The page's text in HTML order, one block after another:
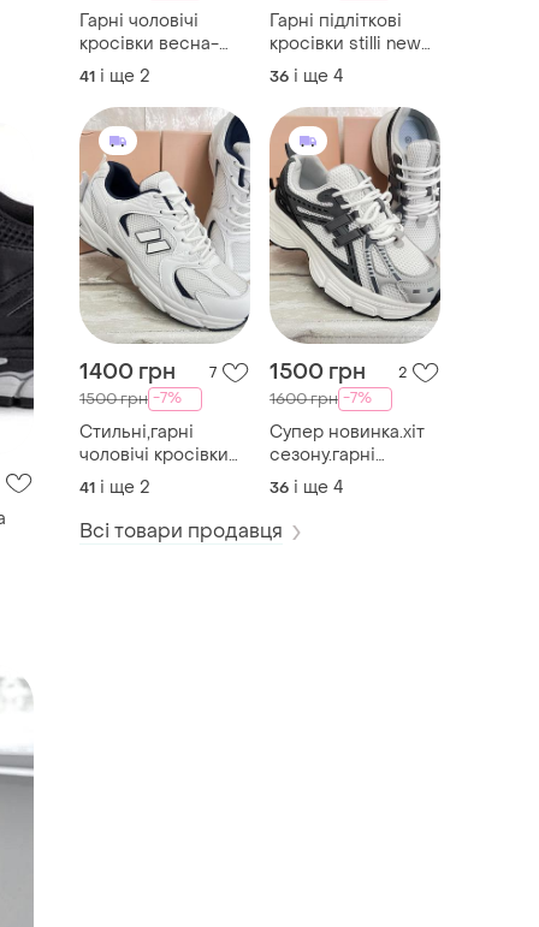
Гарні чоловічі
кросівки весна-
літо stilli new
balance
41 і ще 2
Гарні підліткові
кросівки stilli new
balance
36 і ще 4
1400 грн 7
1500 грн -7%
Стильні,гарні
чоловічі кросівки
весна-літо stilli new
balance
41 і ще 2
1500 грн 2
1600 грн -7%
Супер новинка.хіт
сезону.гарні
стильні кросівки
надійного бренду
stilli group
36 і ще 4
Всі товари продавця